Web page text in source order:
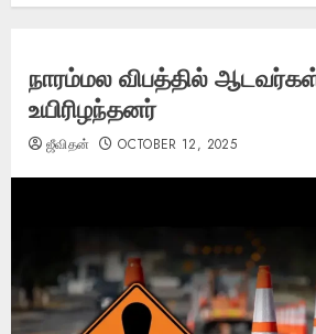
நாரம்மல விபத்தில்
உயிரிழந்தனர்
ஜீவிதன் OCTOBER 12, 2025